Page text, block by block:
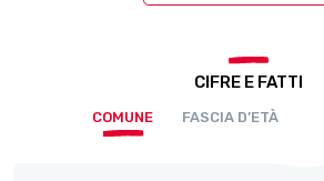
CIFRE E FATTI
COMUNE FASCIA D’ETÀ